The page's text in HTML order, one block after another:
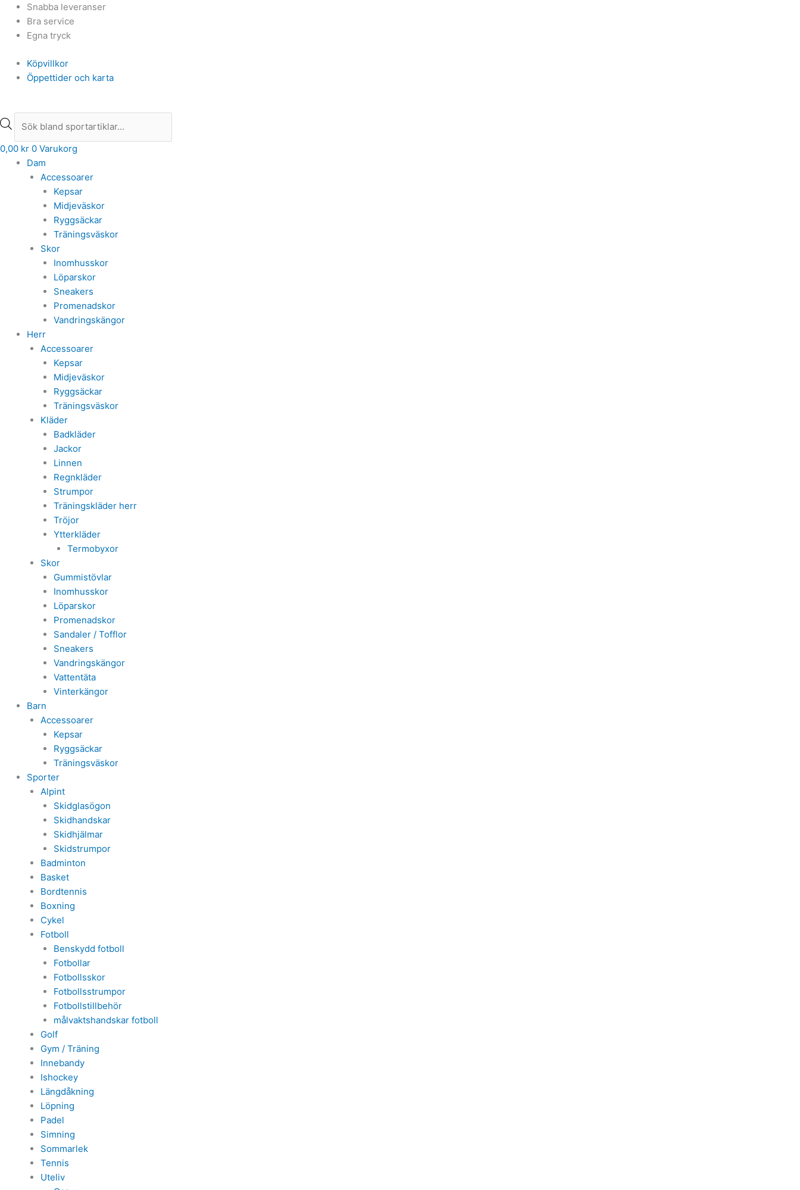
Hoppa
innehåll
Snabba leveranser
Bra service
Egna tryck
Köpvillkor
Öppettider och karta
Products
search
0,00 kr 0 Varukorg
Dam
Accessoarer
Kepsar
Midjeväskor
Ryggsäckar
Träningsväskor
Skor
Inomhusskor
Löparskor
Sneakers
Promenadskor
Vandringskängor
Herr
Accessoarer
Kepsar
Midjeväskor
Ryggsäckar
Träningsväskor
Kläder
Badkläder
Jackor
Linnen
Regnkläder
Strumpor
Träningskläder herr
Tröjor
Ytterkläder
Termobyxor
Skor
Gummistövlar
Inomhusskor
Löparskor
Promenadskor
Sandaler / Tofflor
Sneakers
Vandringskängor
Vattentäta
Vinterkängor
Barn
Accessoarer
Kepsar
Ryggsäckar
Träningsväskor
Sporter
Alpint
Skidglasögon
Skidhandskar
Skidhjälmar
Skidstrumpor
Badminton
Basket
Bordtennis
Boxning
Cykel
Fotboll
Benskydd fotboll
Fotbollar
Fotbollsskor
Fotbollsstrumpor
Fotbollstillbehör
målvaktshandskar fotboll
Golf
Gym / Träning
Innebandy
Ishockey
Längdåkning
Löpning
Padel
Simning
Sommarlek
Tennis
Uteliv
Products
search